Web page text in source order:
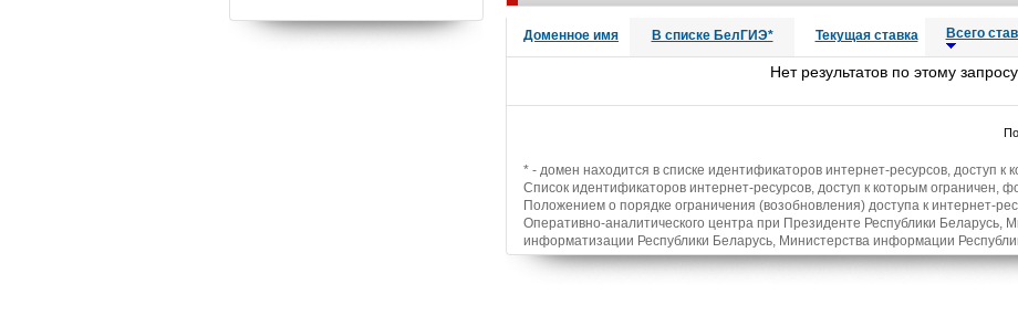
Доменное имя В списке БелГИЭ* Текущая ставка Всего
Нет результатов по этому запросу
* - домен находится в списке идентификаторов интернет-ресурсов, доступ к
Список идентификаторов интернет-ресурсов, доступ к которым ограничен,
Положением о порядке ограничения (возобновления) доступа к интернет-
Оперативно-аналитического центра при Президенте Республики Беларусь,
информатизации Республики Беларусь, Министерства информации